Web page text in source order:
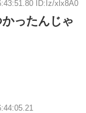
ID:Iz/xlx8A0
ったんじゃ